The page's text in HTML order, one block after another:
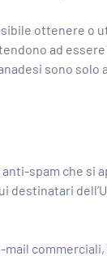
ottenere
ad
sono solo
spam che si